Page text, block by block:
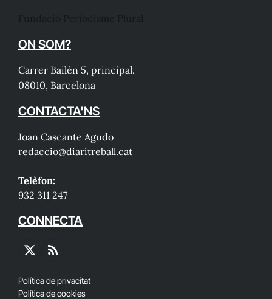
ON SOM?
Carrer Bailén 5, principal.
08010, Barcelona
CONTACTA'NS
Joan Cascante Agudo
redaccio@diaritreball.cat
Telèfon:
932 311 247
CONNECTA
X
RSS
Política de privacitat
Política de cookies